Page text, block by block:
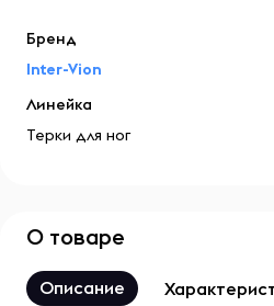
Бренд
Inter-Vion
Линейка
Терки для ног
О товаре
Описание